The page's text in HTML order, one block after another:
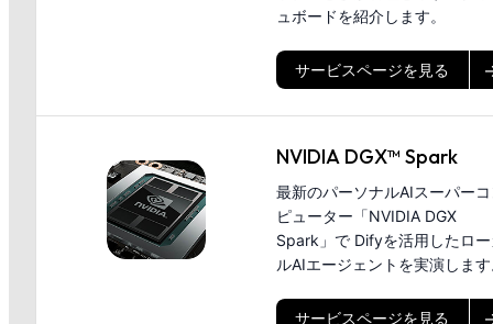
ュボードを紹介します。
サービスページを見る
NVIDIA DGX™ Spark
最新のパーソナルAIスーパー
ピューター「NVIDIA DGX
Spark」で Difyを活用したロ
ルAIエージェントを実演しま
サービスページを見る